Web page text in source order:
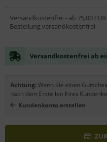
Versandkostenfrei - ab 75,00
Bestellung versandkostenfrei
Versandkostenfrei ab
Achtung:Wenn Sie einen
nach dem Erstellen Ihres
Kundenkonto erstellen